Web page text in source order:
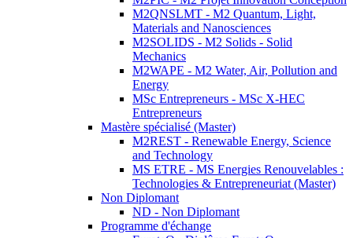
M2QNSLMT - M2 Quantum, Light,
Materials and Nanosciences
M2SOLIDS - M2 Solids - Solid
Mechanics
M2WAPE - M2 Water, Air, Pollution and
Energy
MSc Entrepreneurs - MSc X-HEC
Entrepreneurs
Mastère spécialisé (Master)
M2REST - Renewable Energy, Science
and Technology
MS ETRE - MS Energies Renouvelables :
Technologies & Entrepreneuriat (Master)
Non Diplomant
ND - Non Diplomant
Programme d'échange